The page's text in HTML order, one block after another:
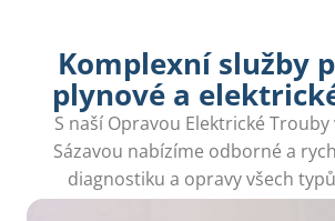
Komplexní služby
plynové a
S naší Opravou Elektrické
Sázavou nabízíme odborné a
diagnostiku a opravy všech
přijatelné ceny.